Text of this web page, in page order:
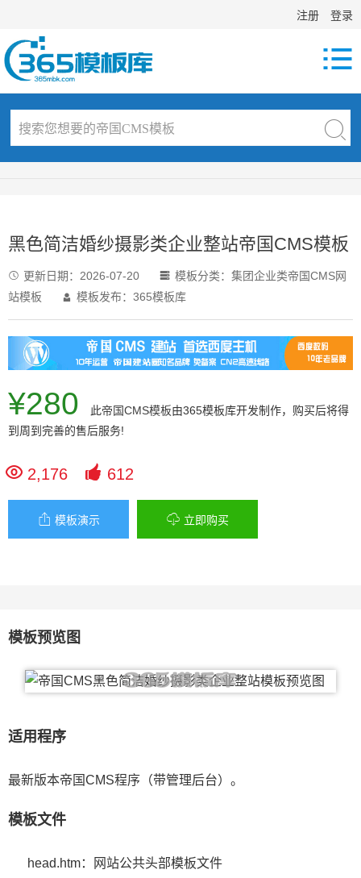
注册 登录

黑色简洁婚纱摄影类企业整站帝国CMS模板
 更新日期： 2026-07-20  模板分类： 集团企业类帝国CMS网
站模板
 模板发布：365模板库
¥280 此帝国CMS模板由365模板库开发制作，购买后将得
到周到完善的售后服务!
 2,176  612
 模板演示  立即购买
模板预览图
适用程序
最新版本帝国CMS程序（带管理后台）。
模板文件
head.htm：网站公共头部模板文件